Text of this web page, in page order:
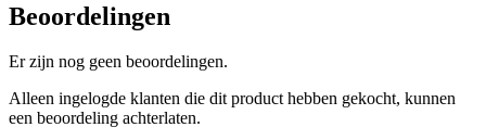
Beoordelingen
Er zijn nog geen beoordelingen.
Alleen ingelogde klanten die dit product hebben gekocht, kunnen
een beoordeling achterlaten.